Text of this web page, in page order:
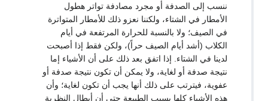
ننسب إلى الصدفة أو مجرد مصادفة تواتر هطول
الأمطار في الشتاء، ولكننا نعزو ذلك للأمطار المتواترة
في الصيف؛ ولا بالنسبة للحرارة المرتفعة في أيام
الكلاب (أشد أيام الصيف حراً)، ولكن فقط إذا أصبحت
لدينا في الشتاء. إذا اتفق بعد ذلك على أن الأشياء إما
نتيجة صدفة أو لغاية، ولا يمكن أن تكون نتيجة صدفة أو
عفوية، فيترتب على ذلك أنها يجب أن تكون لغاية؛ وأن
هذه الأشياء كلها بسبب الطبيعة حتى أن أبطال النظرية